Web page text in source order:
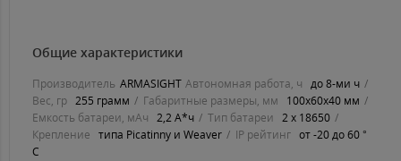
Общие характеристики
Производитель ARMASIGHT Автономная работа, ч до 8-ми ч
Вес, гр 255 грамм Габаритные размеры, мм
100x60x40 мм
Емкость батареи, мАч 2,2 А*ч Тип батареи 2 x 18650
Крепление типа Picatinny и Weaver IP рейтинг от -20 до 60 °
С